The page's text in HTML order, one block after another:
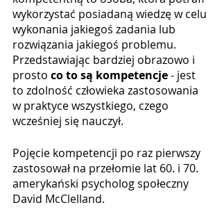
wykorzystać posiadaną wiedzę w celu
wykonania jakiegoś zadania lub
rozwiązania jakiegoś problemu.
Przedstawiając bardziej obrazowo i
prosto co to są kompetencje - jest
to zdolność człowieka zastosowania
w praktyce wszystkiego, czego
wcześniej się nauczył.
Pojęcie kompetencji po raz pierwszy
zastosował na przełomie lat 60. i 70.
amerykański psycholog społeczny
David McClelland.